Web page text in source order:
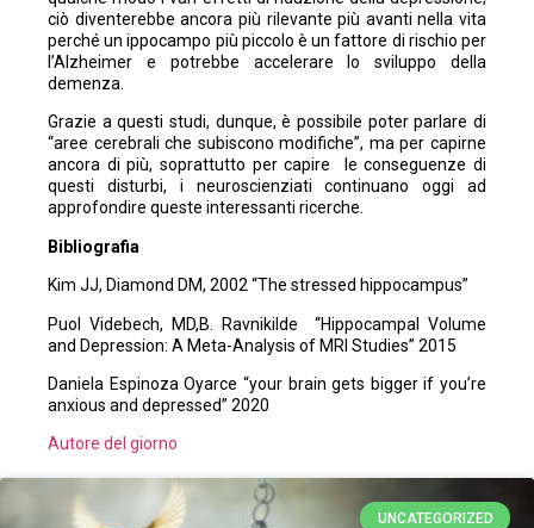
ciò diventerebbe ancora più rilevante più avanti nella vita
perché un ippocampo più piccolo è un fattore di rischio per
l’Alzheimer e potrebbe accelerare lo sviluppo della
demenza.
Grazie a questi studi, dunque, è possibile poter parlare di
“aree cerebrali che subiscono modifiche”, ma per capirne
ancora di più, soprattutto per capire le conseguenze di
questi disturbi, i neuroscienziati continuano oggi ad
approfondire queste interessanti ricerche.
Bibliografia
Kim JJ, Diamond DM, 2002 “The stressed hippocampus”
Puol Videbech, MD,B. Ravnikilde “Hippocampal Volume
and Depression: A Meta-Analysis of MRI Studies” 2015
Daniela Espinoza Oyarce “your brain gets bigger if you’re
anxious and depressed” 2020
Autore del giorno
UNCATEGORIZED